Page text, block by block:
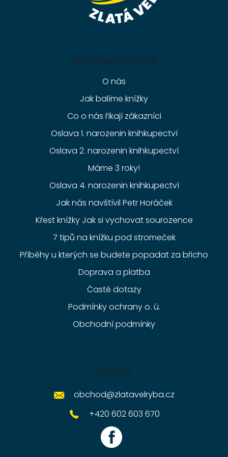
Informace pro vás
O nás
Jak balíme knížky
Co o nás říkají zákazníci
Oslava 1. narozenin knihkupectví
Oslava 2. narozenin knihkupectví
Máme 3 roky!
Oslava 4. narozenin knihkupectví
Jak nás navštívil Petr Horáček
Křest knížky Jak si vychovat sourozence
7 tipů na knížku pod stromeček
Příběhy u kterých se budete popadat za břicho
Doprava a platba
Časté dotazy
Podmínky ochrany o. ú.
Obchodní podmínky
Kontakt
obchod@zlatavelryba.cz
+420 602 603 670